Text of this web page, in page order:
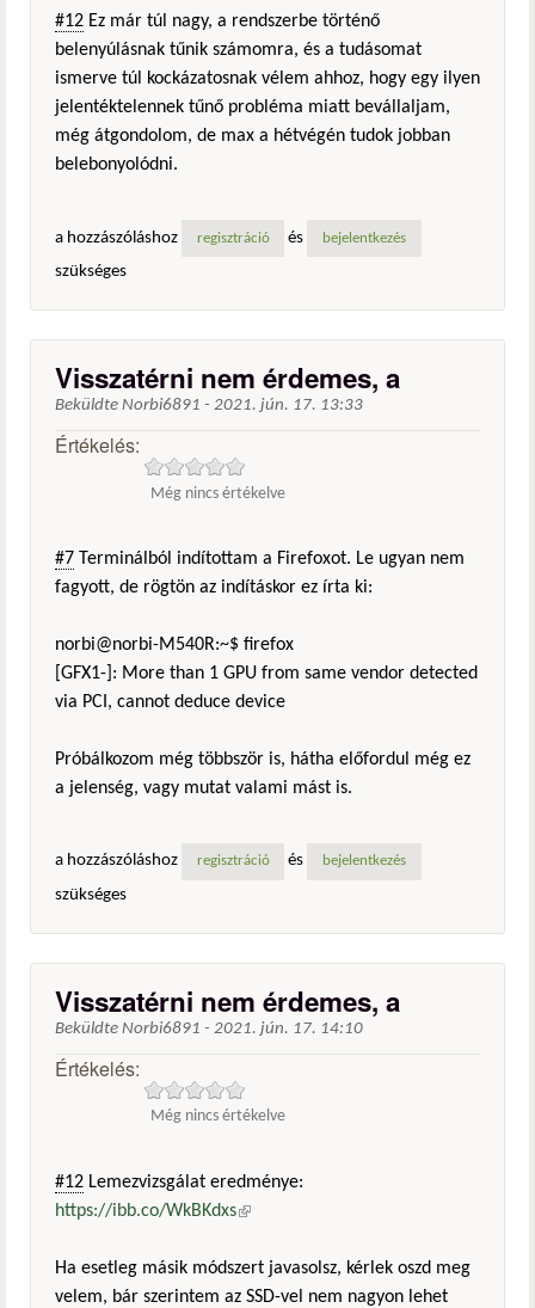
#12 Ez már túl nagy, a rendszerbe történő
belenyúlásnak tűnik számomra, és a tudásomat
ismerve túl kockázatosnak vélem ahhoz, hogy egy ilyen
jelentéktelennek tűnő probléma miatt bevállaljam,
még átgondolom, de max a hétvégén tudok jobban
belebonyolódni.
a hozzászóláshoz regisztráció és bejelentkezés
szükséges
Visszatérni nem érdemes, a
Beküldte Norbi6891 - 2021. jún. 17. 13:33
Értékelés:
Még nincs értékelve
#7 Terminálból indítottam a Firefoxot. Le ugyan nem
fagyott, de rögtön az indításkor ez írta ki:
norbi@norbi-M540R:~$ firefox
[GFX1-]: More than 1 GPU from same vendor detected
via PCI, cannot deduce device
Próbálkozom még többször is, hátha előfordul még ez
a jelenség, vagy mutat valami mást is.
a hozzászóláshoz regisztráció és bejelentkezés
szükséges
Visszatérni nem érdemes, a
Beküldte Norbi6891 - 2021. jún. 17. 14:10
Értékelés:
Még nincs értékelve
#12 Lemezvizsgálat eredménye:
https://ibb.co/WkBKdxs(külső hivatkozás)
Ha esetleg másik módszert javasolsz, kérlek oszd meg
velem, bár szerintem az SSD-vel nem nagyon lehet